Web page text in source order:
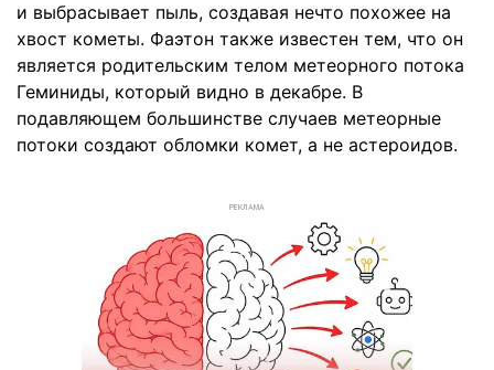
и выбрасывает пыль, создавая нечто похожее на
хвост кометы. Фаэтон также известен тем, что он
является родительским телом метеорного потока
Геминиды, который видно в декабре. В
подавляющем большинстве случаев метеорные
потоки создают обломки комет, а не астероидов.
РЕКЛАМА